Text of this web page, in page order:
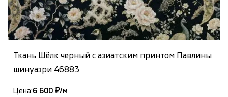
Ткань Шёлк черный с азиатским принтом Павлины
шинуазри 46883
Цена:6 600 ₽/м